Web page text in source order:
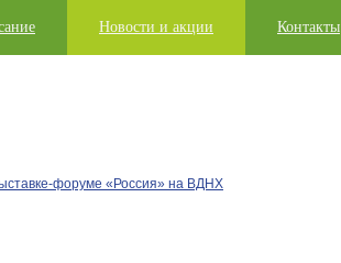
Новости и акции Контакты
форуме «Россия» на ВДНХ